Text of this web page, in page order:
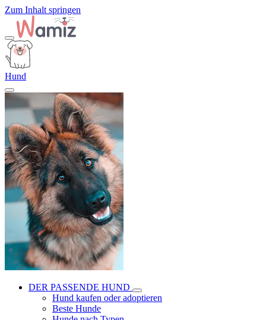
Zum Inhalt springen
Hund
DER PASSENDE HUND
Hund kaufen oder adoptieren
Beste Hunde